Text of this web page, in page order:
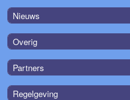
Nieuws
Overig
Partners
Regelgeving